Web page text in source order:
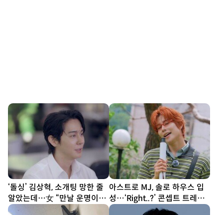
‘돌싱’ 김상혁, 소개팅 망한 줄
알았는데…女 “만날 운명이었
나” (신랑수업2)
아스트로 MJ, 솔로 하우스 입
성…‘Right..?’ 콘셉트 트레일
러 공개